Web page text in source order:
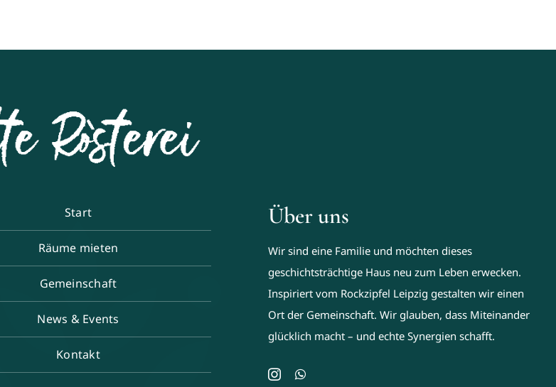
Start
Räume mieten
Gemeinschaft
News & Events
Kontakt
Über uns
Wir sind eine Familie und möchten dieses
geschichtsträchtige Haus neu zum Leben erwecken.
Inspiriert vom Rockzipfel Leipzig gestalten wir einen
Ort der Gemeinschaft. Wir glauben, dass Miteinander
glücklich macht – und echte Synergien schafft.